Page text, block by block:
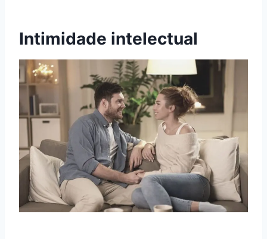
Intimidade intelectual